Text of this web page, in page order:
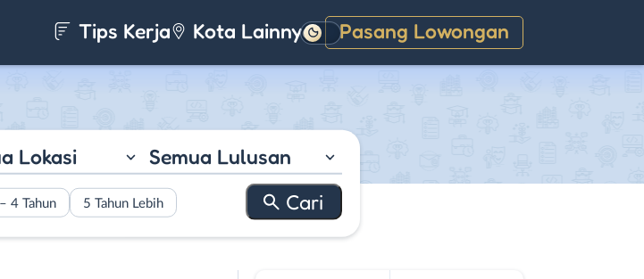
Tips Kerja Kota Lainnya Pasang Lowongan
Gelap
Lokasi Semua Lulusan
4 Tahun 5 Tahun Lebih